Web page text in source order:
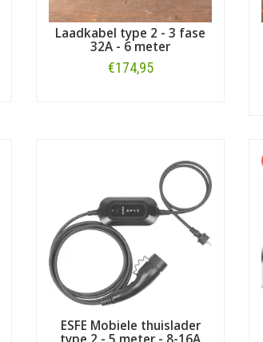
Laadkabel type 2 - 3 fase
32A - 6 meter
€174,95
ESFE Mobiele thuislader